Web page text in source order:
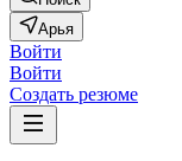
Арья
Войти
Войти
Создать резюме